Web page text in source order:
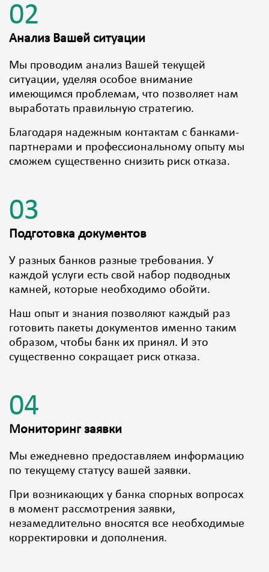
02
Анализ Вашей ситуации
Мы проводим анализ Вашей текущей
ситуации, уделяя особое внимание
имеющимся проблемам, что позволяет нам
выработать правильную стратегию.
Благодаря надежным контактам с банками-
партнерами и профессиональному опыту мы
сможем существенно снизить риск отказа.
03
Подготовка документов
У разных банков разные требования. У
каждой услуги есть свой набор подводных
камней, которые необходимо обойти.
Наш опыт и знания позволяют каждый раз
готовить пакеты документов именно таким
образом, чтобы банк их принял. И это
существенно сокращает риск отказа.
04
Мониторинг заявки
Мы ежедневно предоставляем информацию
по текущему статусу вашей заявки.
При возникающих у банка спорных вопросах
в момент рассмотрения заявки,
незамедлительно вносятся все необходимые
корректировки и дополнения.